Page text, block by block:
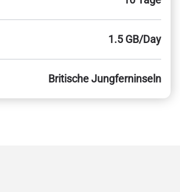
1.5 GB/Day
Britische Jungferninseln